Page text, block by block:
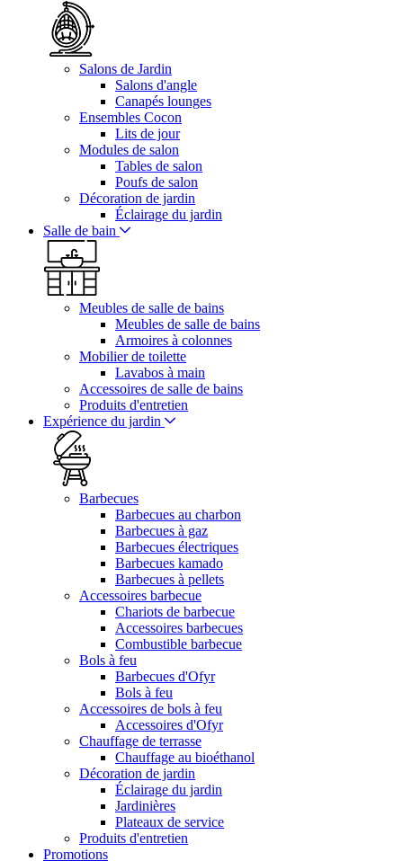
Salons de Jardin
Salons d'angle
Canapés lounges
Ensembles Cocon
Lits de jour
Modules de salon
Tables de salon
Poufs de salon
Décoration de jardin
Éclairage du jardin
Salle de bain
Meubles de salle de bains
Meubles de salle de bains
Armoires à colonnes
Mobilier de toilette
Lavabos à main
Accessoires de salle de bains
Produits d'entretien
Expérience du jardin
Barbecues
Barbecues au charbon
Barbecues à gaz
Barbecues électriques
Barbecues kamado
Barbecues à pellets
Accessoires barbecue
Chariots de barbecue
Accessoires barbecues
Combustible barbecue
Bols à feu
Barbecues d'Ofyr
Bols à feu
Accessoires de bols à feu
Accessoires d'Ofyr
Chauffage de terrasse
Chauffage au bioéthanol
Décoration de jardin
Éclairage du jardin
Jardinières
Plateaux de service
Produits d'entretien
Promotions